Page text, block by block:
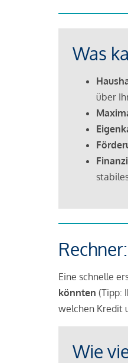
Was
über
Eine schnelle
könnten (Tipp:
welchen Kredit
Wie